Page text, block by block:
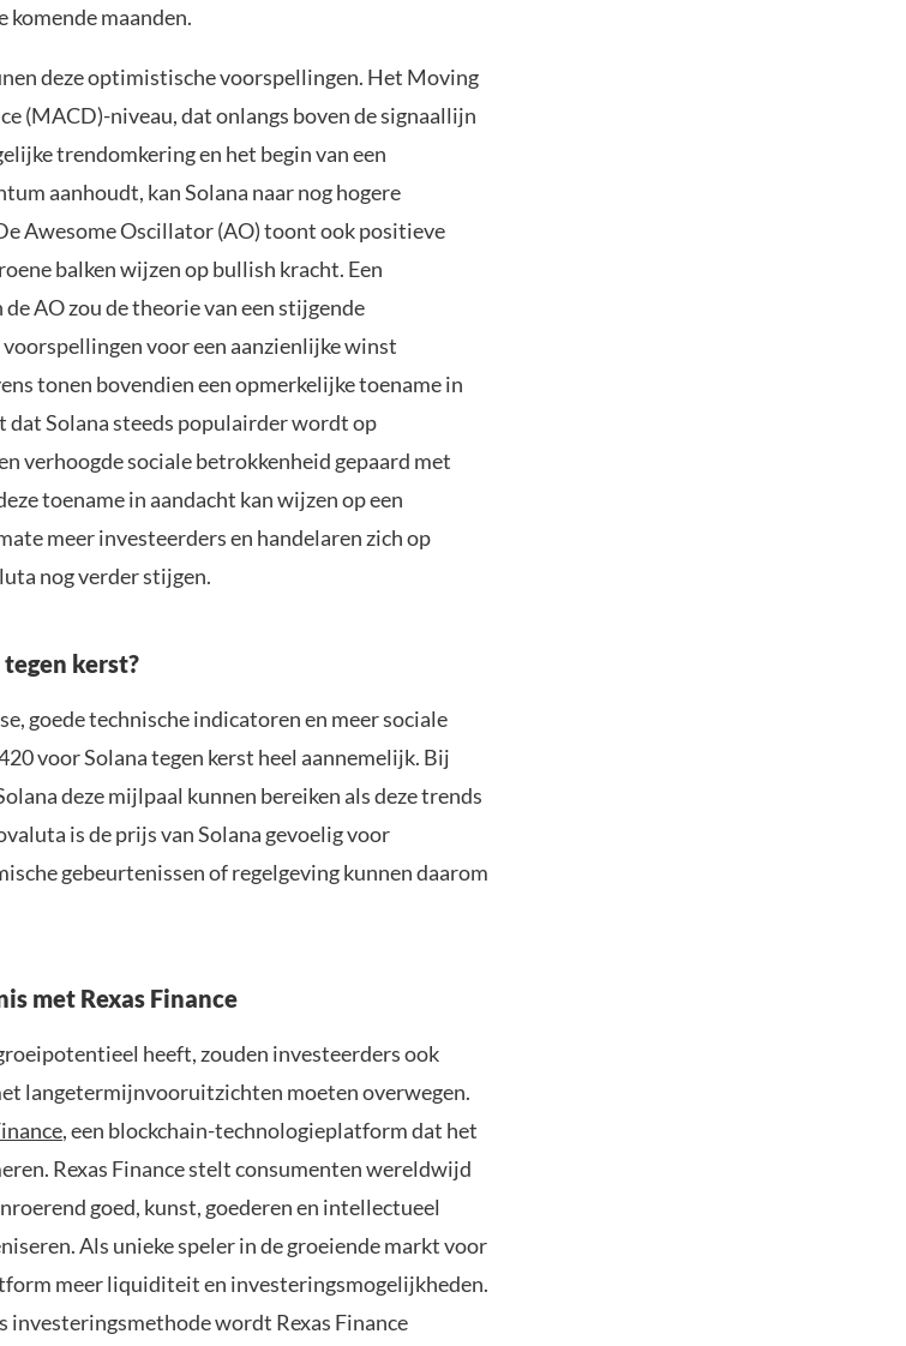
maanden.
deze optimistische voorspellingen. Het Moving
(MACD)-niveau, dat onlangs boven de signaallijn
trendomkering en het begin van een
aanhoudt, kan Solana naar nog hogere
Awesome Oscillator (AO) toont ook positieve
balken wijzen op bullish kracht. Een
AO zou de theorie van een stijgende
voor een aanzienlijke winst
tonen bovendien een opmerkelijke toename in
Solana steeds populairder wordt op
verhoogde sociale betrokkenheid gepaard met
toename in aandacht kan wijzen op een
meer investeerders en handelaren zich op
nog verder stijgen.
kerst?
goede technische indicatoren en meer sociale
voor Solana tegen kerst heel aannemelijk. Bij
deze mijlpaal kunnen bereiken als deze trends
is de prijs van Solana gevoelig voor
gebeurtenissen of regelgeving kunnen daarom
met Rexas Finance
heeft, zouden investeerders ook
langetermijnvooruitzichten moeten overwegen.
, een blockchain-technologieplatform dat het
Rexas Finance stelt consumenten wereldwijd
goed, kunst, goederen en intellectueel
Als unieke speler in de groeiende markt voor
meer liquiditeit en investeringsmogelijkheden.
investeringsmethode wordt Rexas Finance